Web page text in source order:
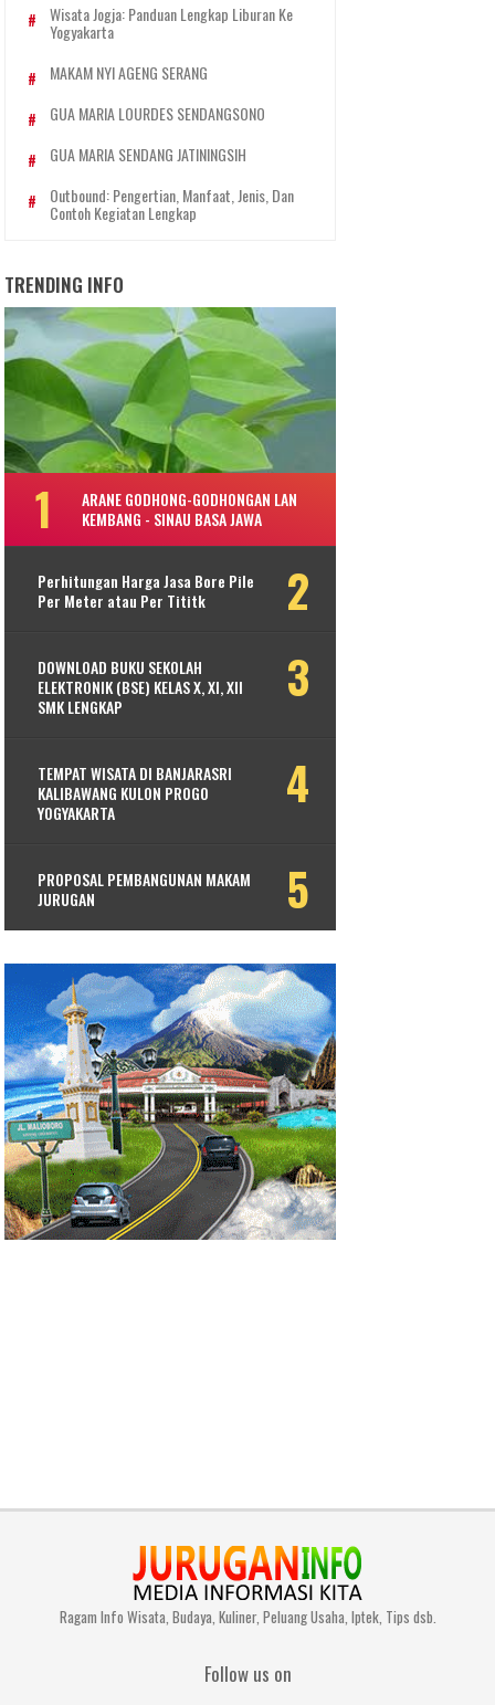
Wisata Jogja: Panduan Lengkap Liburan Ke
Yogyakarta
MAKAM NYI AGENG SERANG
GUA MARIA LOURDES SENDANGSONO
GUA MARIA SENDANG JATININGSIH
Outbound: Pengertian, Manfaat, Jenis, Dan
Contoh Kegiatan Lengkap
TRENDING INFO
ARANE GODHONG-GODHONGAN LAN
KEMBANG - SINAU BASA JAWA
Perhitungan Harga Jasa Bore Pile
Per Meter atau Per Tititk
DOWNLOAD BUKU SEKOLAH
ELEKTRONIK (BSE) KELAS X, XI, XII
SMK LENGKAP
TEMPAT WISATA DI BANJARASRI
KALIBAWANG KULON PROGO
YOGYAKARTA
PROPOSAL PEMBANGUNAN MAKAM
JURUGAN
Ragam Info Wisata, Budaya, Kuliner, Peluang Usaha, Iptek, Tips dsb.
Follow us on